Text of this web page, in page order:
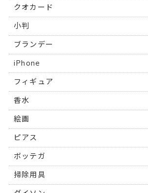
クオカード
小判
ブランデー
iPhone
フィギュア
香水
絵画
ピアス
ボッテガ
掃除用具